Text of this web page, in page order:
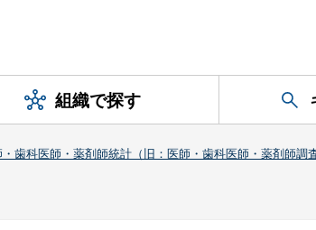
組織で探す
歯科医師・薬剤師統計（旧：医師・歯科医師・薬剤師調査